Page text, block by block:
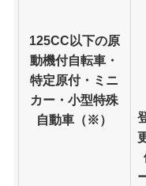
125CC以下の原
動機付自転車・
特定原付・ミニ
カー・小型特殊
自動車（※）